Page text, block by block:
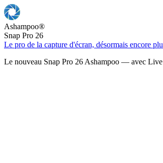
Ashampoo®
Snap Pro 26
Le pro de la capture d'écran, désormais encore
Le nouveau Snap Pro 26 Ashampoo — avec